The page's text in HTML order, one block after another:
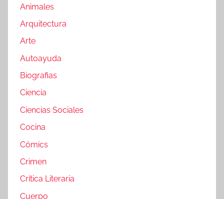
Animales
Arquitectura
Arte
Autoayuda
Biografias
Ciencia
Ciencias Sociales
Cocina
Cómics
Crimen
Crítica Literaria
Cuerpo